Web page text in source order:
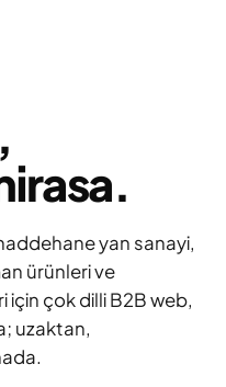
yan sanayi,
ürünleri ve
çok dilli B2B web,
uzaktan,